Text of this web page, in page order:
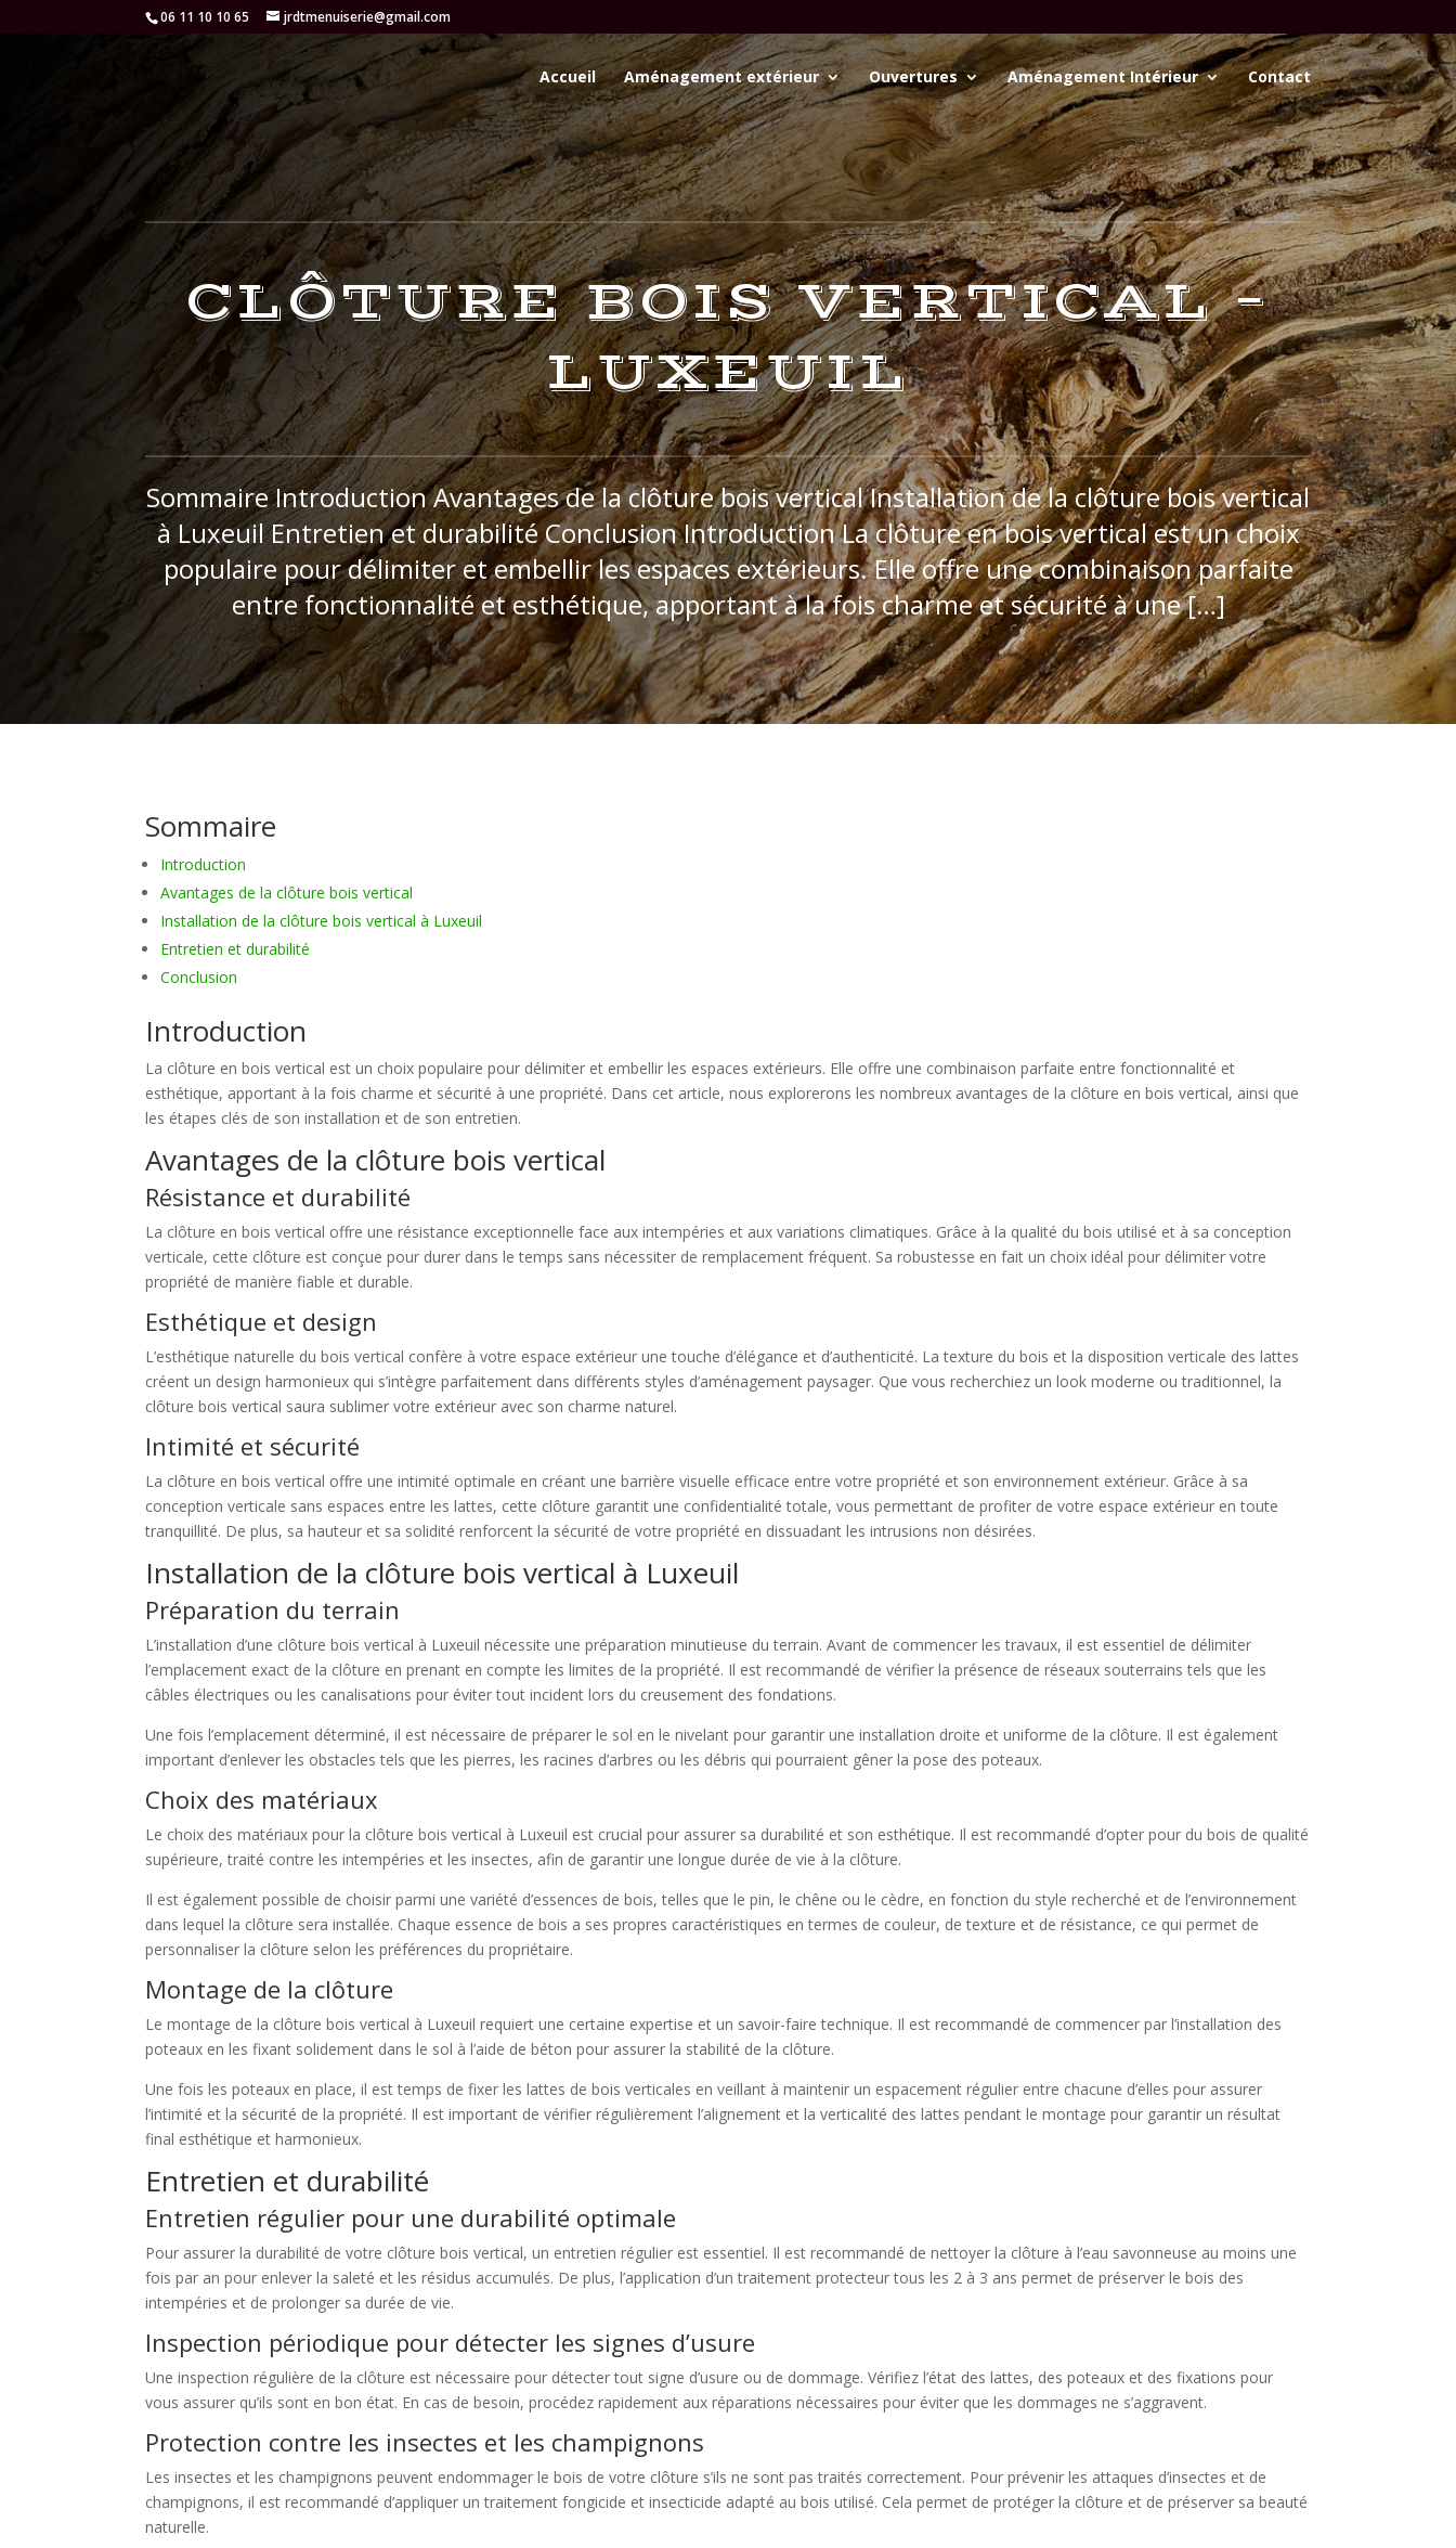
06 11 10 10 65 jrdtmenuiserie@gmail.com
Accueil Aménagement extérieur Ouvertures Aménagement Intérieur Contact
CLÔTURE BOIS VERTICAL –
LUXEUIL
Sommaire Introduction Avantages de la clôture bois vertical Installation de la clôture bois vertical
à Luxeuil Entretien et durabilité Conclusion Introduction La clôture en bois vertical est un choix
populaire pour délimiter et embellir les espaces extérieurs. Elle offre une combinaison parfaite
entre fonctionnalité et esthétique, apportant à la fois charme et sécurité à une […]
Sommaire
Introduction
Avantages de la clôture bois vertical
Installation de la clôture bois vertical à Luxeuil
Entretien et durabilité
Conclusion
Introduction
La clôture en bois vertical est un choix populaire pour délimiter et embellir les espaces extérieurs. Elle offre une combinaison parfaite entre fonctionnalité et
esthétique, apportant à la fois charme et sécurité à une propriété. Dans cet article, nous explorerons les nombreux avantages de la clôture en bois vertical, ainsi que
les étapes clés de son installation et de son entretien.
Avantages de la clôture bois vertical
Résistance et durabilité
La clôture en bois vertical offre une résistance exceptionnelle face aux intempéries et aux variations climatiques. Grâce à la qualité du bois utilisé et à sa conception
verticale, cette clôture est conçue pour durer dans le temps sans nécessiter de remplacement fréquent. Sa robustesse en fait un choix idéal pour délimiter votre
propriété de manière fiable et durable.
Esthétique et design
L’esthétique naturelle du bois vertical confère à votre espace extérieur une touche d’élégance et d’authenticité. La texture du bois et la disposition verticale des lattes
créent un design harmonieux qui s’intègre parfaitement dans différents styles d’aménagement paysager. Que vous recherchiez un look moderne ou traditionnel, la
clôture bois vertical saura sublimer votre extérieur avec son charme naturel.
Intimité et sécurité
La clôture en bois vertical offre une intimité optimale en créant une barrière visuelle efficace entre votre propriété et son environnement extérieur. Grâce à sa
conception verticale sans espaces entre les lattes, cette clôture garantit une confidentialité totale, vous permettant de profiter de votre espace extérieur en toute
tranquillité. De plus, sa hauteur et sa solidité renforcent la sécurité de votre propriété en dissuadant les intrusions non désirées.
Installation de la clôture bois vertical à Luxeuil
Préparation du terrain
L’installation d’une clôture bois vertical à Luxeuil nécessite une préparation minutieuse du terrain. Avant de commencer les travaux, il est essentiel de délimiter
l’emplacement exact de la clôture en prenant en compte les limites de la propriété. Il est recommandé de vérifier la présence de réseaux souterrains tels que les
câbles électriques ou les canalisations pour éviter tout incident lors du creusement des fondations.
Une fois l’emplacement déterminé, il est nécessaire de préparer le sol en le nivelant pour garantir une installation droite et uniforme de la clôture. Il est également
important d’enlever les obstacles tels que les pierres, les racines d’arbres ou les débris qui pourraient gêner la pose des poteaux.
Choix des matériaux
Le choix des matériaux pour la clôture bois vertical à Luxeuil est crucial pour assurer sa durabilité et son esthétique. Il est recommandé d’opter pour du bois de qualité
supérieure, traité contre les intempéries et les insectes, afin de garantir une longue durée de vie à la clôture.
Il est également possible de choisir parmi une variété d’essences de bois, telles que le pin, le chêne ou le cèdre, en fonction du style recherché et de l’environnement
dans lequel la clôture sera installée. Chaque essence de bois a ses propres caractéristiques en termes de couleur, de texture et de résistance, ce qui permet de
personnaliser la clôture selon les préférences du propriétaire.
Montage de la clôture
Le montage de la clôture bois vertical à Luxeuil requiert une certaine expertise et un savoir-faire technique. Il est recommandé de commencer par l’installation des
poteaux en les fixant solidement dans le sol à l’aide de béton pour assurer la stabilité de la clôture.
Une fois les poteaux en place, il est temps de fixer les lattes de bois verticales en veillant à maintenir un espacement régulier entre chacune d’elles pour assurer
l’intimité et la sécurité de la propriété. Il est important de vérifier régulièrement l’alignement et la verticalité des lattes pendant le montage pour garantir un résultat
final esthétique et harmonieux.
Entretien et durabilité
Entretien régulier pour une durabilité optimale
Pour assurer la durabilité de votre clôture bois vertical, un entretien régulier est essentiel. Il est recommandé de nettoyer la clôture à l’eau savonneuse au moins une
fois par an pour enlever la saleté et les résidus accumulés. De plus, l’application d’un traitement protecteur tous les 2 à 3 ans permet de préserver le bois des
intempéries et de prolonger sa durée de vie.
Inspection périodique pour détecter les signes d’usure
Une inspection régulière de la clôture est nécessaire pour détecter tout signe d’usure ou de dommage. Vérifiez l’état des lattes, des poteaux et des fixations pour
vous assurer qu’ils sont en bon état. En cas de besoin, procédez rapidement aux réparations nécessaires pour éviter que les dommages ne s’aggravent.
Protection contre les insectes et les champignons
Les insectes et les champignons peuvent endommager le bois de votre clôture s’ils ne sont pas traités correctement. Pour prévenir les attaques d’insectes et de
champignons, il est recommandé d’appliquer un traitement fongicide et insecticide adapté au bois utilisé. Cela permet de protéger la clôture et de préserver sa beauté
naturelle.